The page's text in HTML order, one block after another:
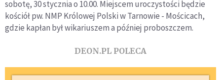
sobotę, 30 stycznia o 10.00. Miejscem uroczystości będzie
kościół pw. NMP Królowej Polski w Tarnowie - Mościcach,
gdzie kapłan był wikariuszem a później proboszczem.
DEON.PL POLECA